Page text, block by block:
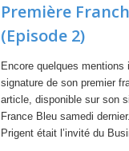
Première
(Episode 2)
Encore quelques
signature de son premier
article, disponible sur son
France Bleu samedi
Prigent était l’invité du